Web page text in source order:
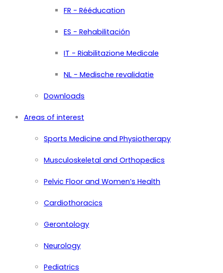
FR - Rééducation
ES - Rehabilitación
IT - Riabilitazione Medicale
NL - Medische revalidatie
Downloads
Areas of interest
Sports Medicine and Physiotherapy
Musculoskeletal and Orthopedics
Pelvic Floor and Women’s Health
Cardiothoracics
Gerontology
Neurology
Pediatrics